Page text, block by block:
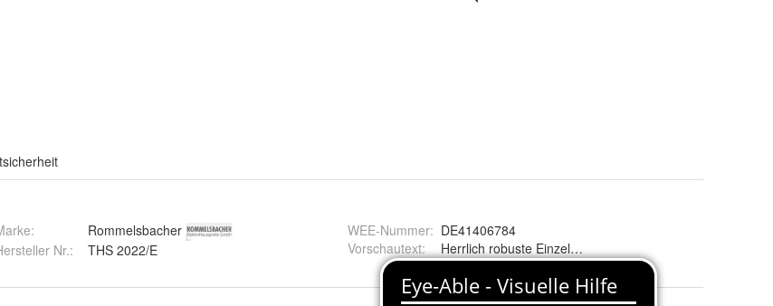
Rommelsbacher
Nr.:
THS 2022/E
WEE-Nummer: DE41406784
Vorschautext: Herrlich robuste Einzelkochplatte in bester Qualität aus